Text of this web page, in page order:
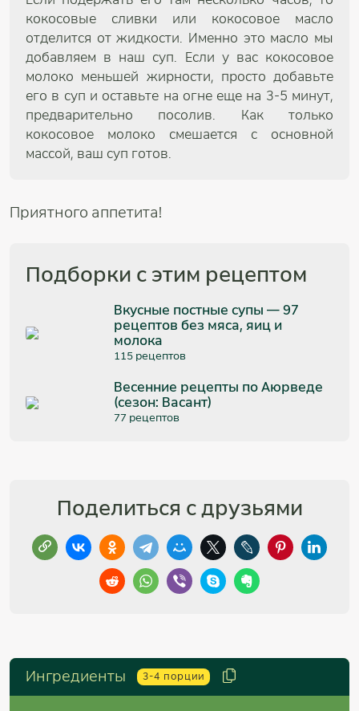
кокосовые сливки или кокосовое масло
отделится от жидкости. Именно это масло мы
добавляем в наш суп. Если у вас кокосовое
молоко меньшей жирности, просто добавьте
его в суп и оставьте на огне еще на 3-5 минут,
предварительно посолив. Как только
кокосовое молоко смешается с основной
массой, ваш суп готов.
Приятного аппетита!
Подборки с этим рецептом
Вкусные постные супы — 97
рецептов без мяса, яиц и
молока
115 рецептов
Весенние рецепты по Аюрведе
(сезон: Васант)
77 рецептов
Поделиться с друзьями
Ингредиенты 3-4 порции